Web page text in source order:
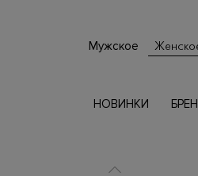
Мужское
НОВИНКИ